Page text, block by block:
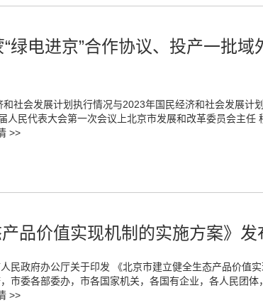
绿电进京”合作协议、投产一批域
和社会发展计划执行情况与2023年国民经济和社会发展
人民代表大会第一次会议上北京市发展和改革委员会主任
>>
品价值实现机制的实施方案》发
民政府办公厅关于印发 《北京市建立健全生态产品价值
市委各部委办，市各国家机关，各国有企业，各人民团体
>>